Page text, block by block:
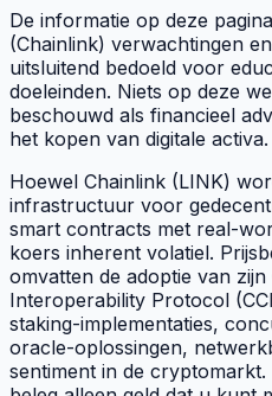
De informatie op deze
(Chainlink) verwachtingen
uitsluitend bedoeld voor
doeleinden. Niets op deze
beschouwd als financieel
het kopen van digitale activa.
Hoewel Chainlink (LINK)
infrastructuur voor
smart contracts met real-
koers inherent volatiel.
omvatten de adoptie van
Interoperability Protocol
staking-implementaties,
oracle-oplossingen,
sentiment in de